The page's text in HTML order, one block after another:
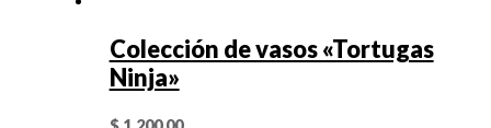
Colección de vasos «Tortugas
Ninja»